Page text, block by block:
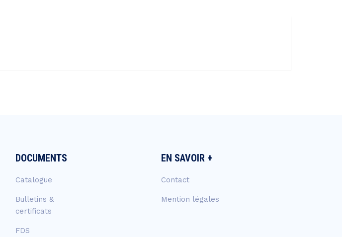
DOCUMENTS
Catalogue
Bulletins &
certificats
FDS
EN SAVOIR +
Contact
Mention légales